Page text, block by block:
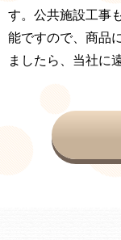
す。公共施設工事
能ですので、商品
ましたら、当社に